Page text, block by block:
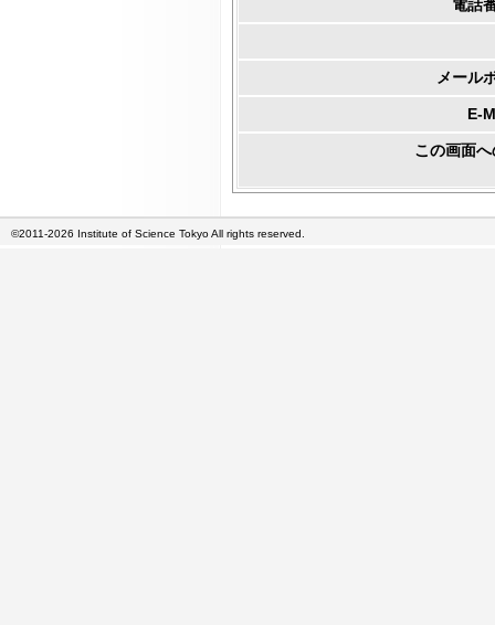
電話
メール
E-
この画面
©2011-2026 Institute of Science Tokyo All rights reserved.